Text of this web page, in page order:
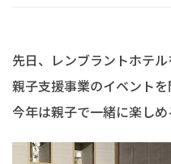
先日、レンブラントホテ
親子支援事業のイベントを
今年は親子で一緒に楽しめ